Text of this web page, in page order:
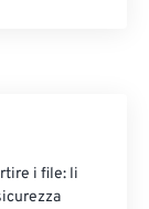
i file: li